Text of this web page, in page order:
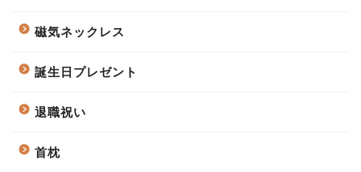
磁気ネックレス
誕生日プレゼント
退職祝い
首枕